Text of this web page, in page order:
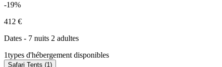
-19%
412 €
Dates - 7 nuits 2 adultes
1types d'hébergement disponibles
Safari Tents (1)